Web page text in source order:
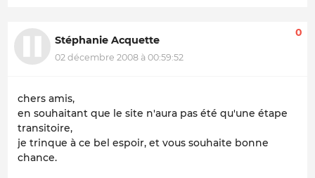
Stéphanie Acquette
02 décembre 2008 à 00:59:52
0
chers amis,
en souhaitant que le site n'aura pas été qu'une étape
transitoire,
je trinque à ce bel espoir, et vous souhaite bonne
chance.